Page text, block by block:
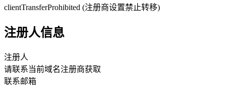
clientTransferProhibited (注册商设置禁止转移)
注册人信息
注册人
请联系当前域名注册商获取
联系邮箱